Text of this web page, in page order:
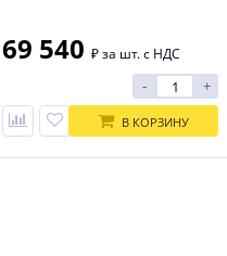
69 540 ₽за шт. с НДС
- +
В КОРЗИНУ